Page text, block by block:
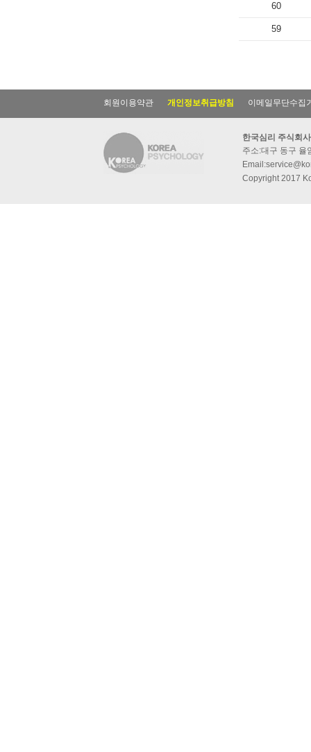
60
59
회원이용약관 개인정보취급방침 이메일무단수집
한국심리 주식회사
주소:대구 동구 율
Copyright 2017